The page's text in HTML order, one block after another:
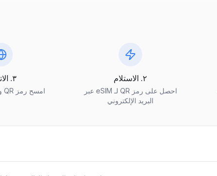
٢. الاستلام
احصل على رمز QR لـ eSIM عبر
البريد الإلكتروني
٣. الاتصال
امسح رمز QR واتصل بالإنترنت